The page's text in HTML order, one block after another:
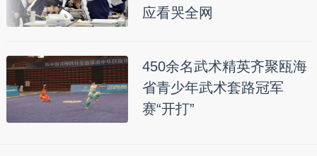
应看哭全网
450余名武术精英齐聚瓯海
省青少年武术套路冠军
赛“开打”